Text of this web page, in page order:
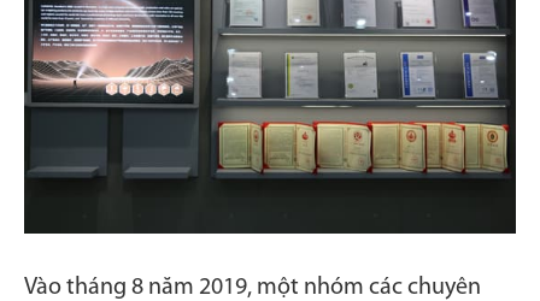
Vào tháng 8 năm 2019, một nhóm các chuyên